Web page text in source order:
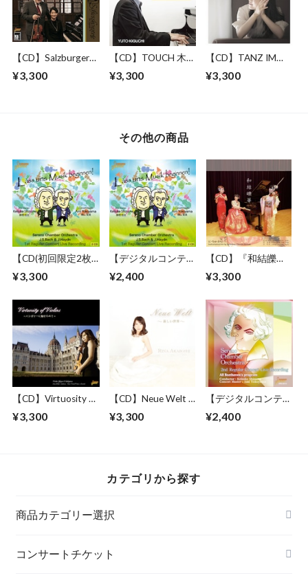
【CD】Salzburger
¥3,300
【CD】TOUCH 木口
ム
¥3,300
【CD】TANZ IM
アノアルバム
¥3,300
その他の商品
【CD(初回限定2枚
ェンバーオーケスト
LIVE Recording
¥3,300
【デジタルコンテン
ノ・チェンバーオー
Recordingのみ
¥2,400
【CD】『和結皪
¥3,300
【CD】Virtuosity of
ーに魅せられて〜
¥3,300
【CD】Neue Welt ~
奈 ピアノアルバム
¥3,300
【デジタルコンテン
ノ・チェンバーオー
¥2,400
カテゴリから探す
商品カテゴリー選択
クラシック音楽
コンサートチケット